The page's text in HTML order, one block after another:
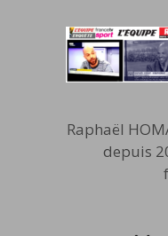
Raphaël
depuis